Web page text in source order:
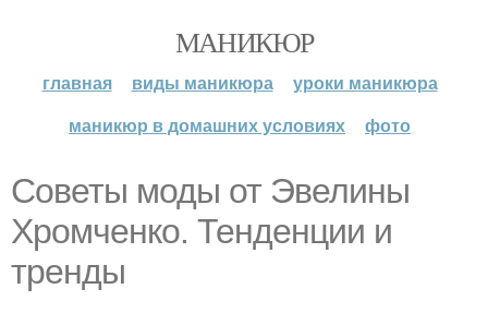
МАНИКЮР
главная виды маникюра
уроки маникюра
маникюр в домашних условиях
фото
Советы моды от Эвелины
Хромченко. Тенденции и
тренды